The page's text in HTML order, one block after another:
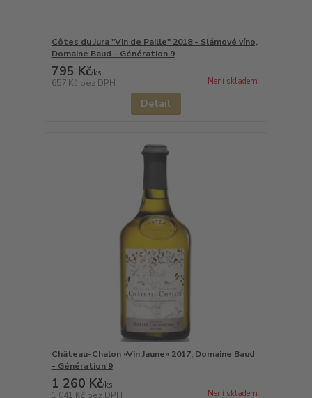
Côtes du Jura "Vin de Paille" 2018 - Slámové víno,
Domaine Baud - Génération 9
795 Kč/ks
657 Kč bez DPH Není skladem
Detail
Château-Chalon «Vin Jaune» 2017, Domaine Baud
- Génération 9
1 260 Kč/ks
1 041 Kč bez DPH Není skladem